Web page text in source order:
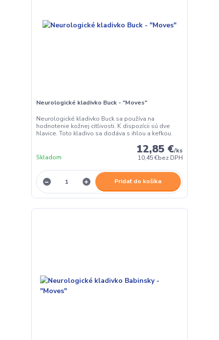
Neurologické kladivko Buck - "Moves"
Neurologické kladivko Buck sa používa na
hodnotenie kožnej citlivosti. K dispozícii sú dve
hlavice. Toto kladivo sa dodáva s ihlou a kefkou.
12,85 €/ks
10,45 €bez DPH
Skladom
Pridať do košíka